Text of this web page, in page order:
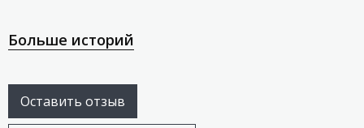
Больше историй
Оставить отзыв